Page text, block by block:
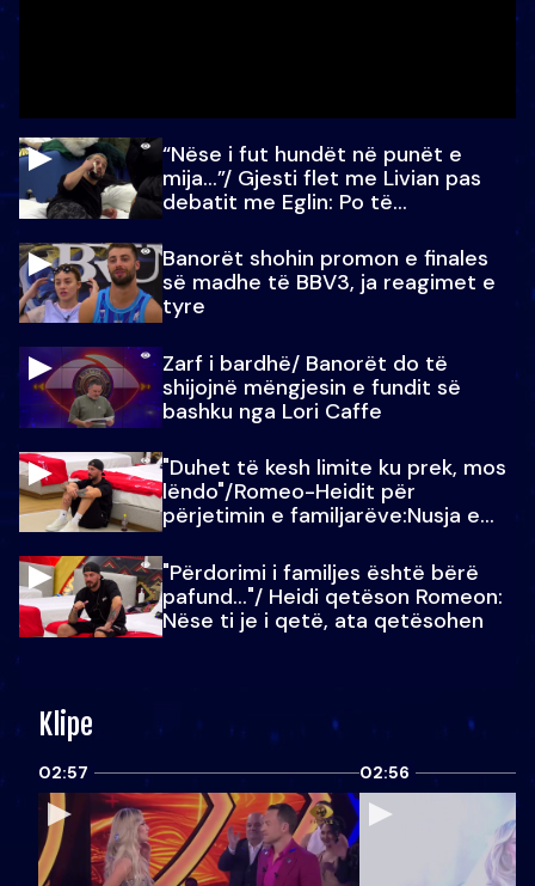
“Nëse i fut hundët në punët e
mija…”/ Gjesti flet me Livian pas
debatit me Eglin: Po të
Banorët shohin promon e finales
së madhe të BBV3, ja reagimet e
tyre
Zarf i bardhë/ Banorët do të
shijojnë mëngjesin e fundit së
bashku nga Lori Caffe
"Duhet të kesh limite ku prek, mos
lëndo"/Romeo-Heidit për
përjetimin e familjarëve:Nusja e
"Përdorimi i familjes është bërë
pafund…"/ Heidi qetëson Romeon:
Nëse ti je i qetë, ata qetësohen
Klipe
02:57 02:56